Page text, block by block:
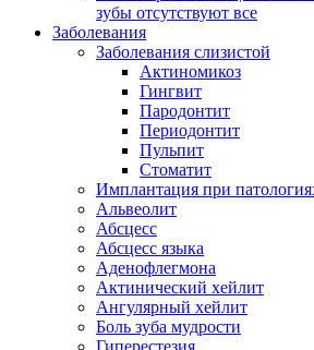
зубы отсутствуют все
Заболевания
Заболевания слизистой
Актиномикоз
Гингвит
Пародонтит
Периодонтит
Пульпит
Стоматит
Имплантация при
Альвеолит
Абсцесс
Абсцесс языка
Аденофлегмона
Актинический хейлит
Ангулярный хейлит
Боль зуба мудрости
Гиперестезия